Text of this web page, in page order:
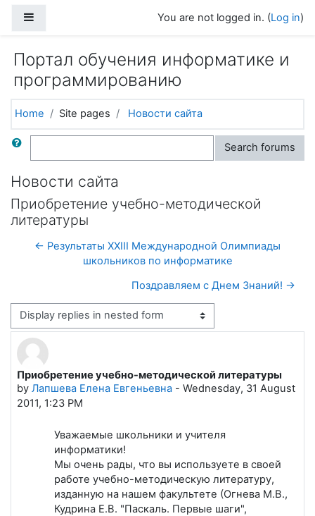
You are not logged in. (Log in)
Портал обучения информатике и
программированию
Home Site pages Новости сайта
Search Search forums
Новости сайта
Приобретение учебно-методической
литературы
← Результаты XXIII Международной Олимпиады
школьников по информатике
Поздравляем с Днем Знаний! →
Display mode
Приобретение учебно-методической литературы
by Лапшева Елена Евгеньевна - Wednesday, 31 August
2011, 1:23 PM
Number of replies: 0
Уважаемые школьники и учителя
информатики!
Мы очень рады, что вы используете в своей
работе учебно-методическую литературу,
изданную на нашем факультете (Огнева М.В.,
Кудрина Е.В. "Паскаль. Первые шаги",